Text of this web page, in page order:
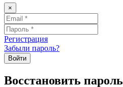
×
Регистрация
Забыли пароль?
Войти
Восстановить пароль